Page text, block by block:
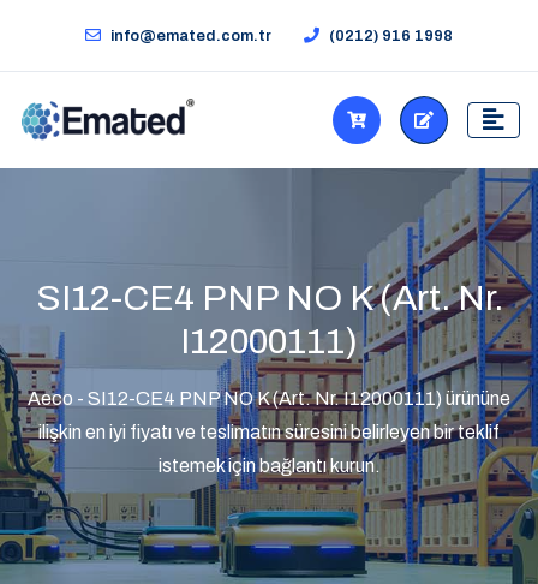
info@emated.com.tr (0212) 916 1998
SI12-CE4 PNP NO K (Art. Nr.
I12000111)
Aeco - SI12-CE4 PNP NO K (Art. Nr. I12000111) ürününe
ilişkin en iyi fiyatı ve teslimatın süresini belirleyen bir teklif
istemek için bağlantı kurun.